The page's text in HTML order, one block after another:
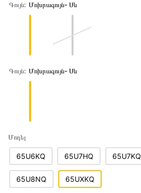
Գույն: Մոխրագույն- Սև
Գույն: Մոխրագույն- Սև
Մոդել
65U6KQ 65U7HQ 65U7KQ
65U8NQ 65UXKQ